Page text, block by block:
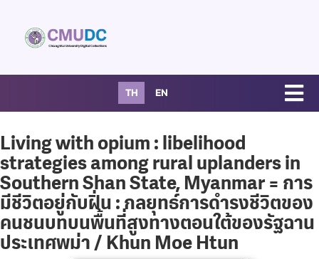
TH EN
Living with opium : libelihood
strategies among rural uplanders in
Southern Shan State, Myanmar = การ
มีชีวิตอยู่กับฝิ่น : กลยุทธ์การดำรงชีวิตของ
คนชนบทบนพื้นที่สูงทางตอนใต้ของรัฐฉาน
ประเทศพม่า / Khun Moe Htun